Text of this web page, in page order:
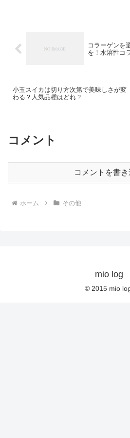
コラーゲンを
を！水溶性コ
小玉スイカは切り方次第で美味しさが変
わる？人気品種はどれ？
コメント
コメントを書き
ホーム その他
mio log
© 2015 mio